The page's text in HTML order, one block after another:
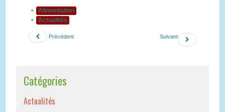
Alimentation
Actualités
Précédent Suivant
Catégories
Actualités